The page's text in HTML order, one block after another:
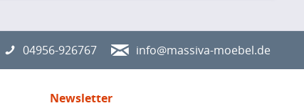
04956-926767 info@massiva-moebel.de
Newsletter